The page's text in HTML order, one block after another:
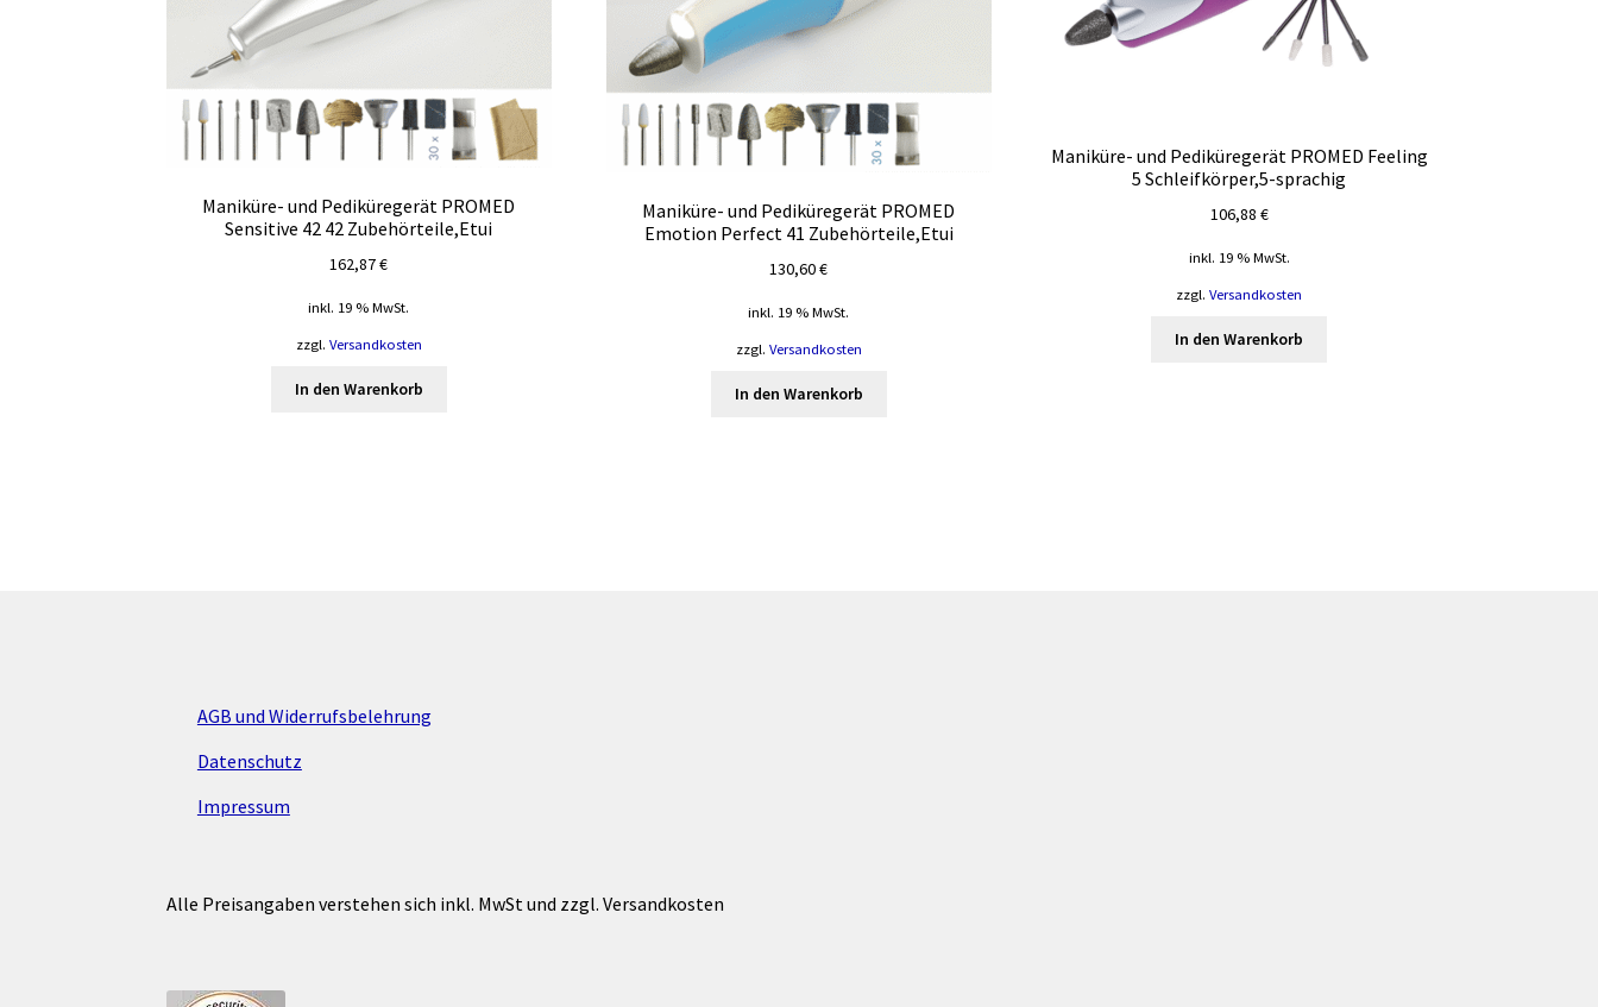
Maniküre- und Pediküregerät PROMED
Sensitive 42 42 Zubehörteile,Etui
162,87€
inkl. 19 % MwSt.
zzgl. Versandkosten
In den Warenkorb
Maniküre- und Pediküregerät PROMED
Emotion Perfect 41 Zubehörteile,Etui
130,60€
inkl. 19 % MwSt.
zzgl. Versandkosten
In den Warenkorb
Maniküre- und Pediküregerät PROMED Feeling
5 Schleifkörper,5-sprachig
106,88 €
inkl. 19 % MwSt.
zzgl.Versandkosten
In den Warenkorb
AGB und Widerrufsbelehrung
Datenschutz
Impressum
Alle Preisangaben verstehen sich inkl. MwSt und zzgl. Versandkosten